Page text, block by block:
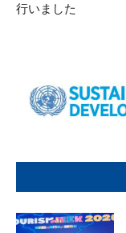
行いました